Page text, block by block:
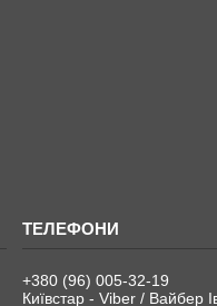
+380 (96) 005-32-19
Київстар - Viber / Вайбер